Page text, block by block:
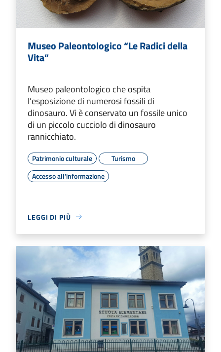
Museo Paleontologico “Le Radici della
Vita”
Museo paleontologico che ospita
l’esposizione di numerosi fossili di
dinosauro. Vi è conservato un fossile unico
di un piccolo cucciolo di dinosauro
rannicchiato.
Patrimonio culturale
Turismo
Accesso all'informazione
LEGGI DI PIÙ